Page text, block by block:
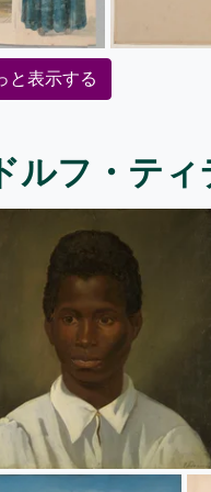
と表示する
ルフ・テ